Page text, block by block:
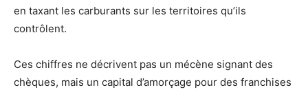
en taxant les carburants sur les territoires qu’ils
contrôlent.
Ces chiffres ne décrivent pas un mécène signant des
chèques, mais un capital d’amorçage pour des franchises